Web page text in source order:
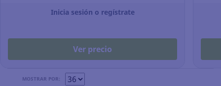
Inicia sesión o regístrate
Ver precio
MOSTRAR POR: